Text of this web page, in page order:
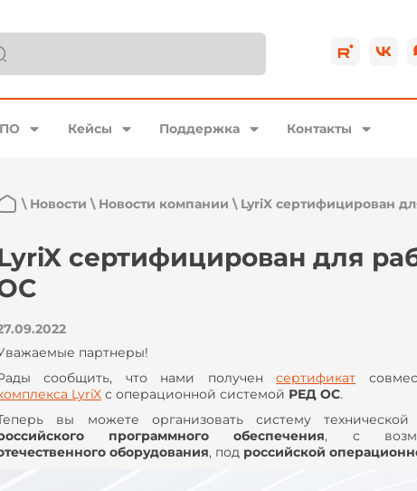
Кейсы Поддержка Контакты
\ Новости \ Новости компании \ LyriX сертифицирован
сертифицирован для
партнеры!
сообщить, что нами полученсертификат
LyriX с операционной системой РЕД ОС.
вы можете организовать систему
программного обеспечения, с
оборудования, под российской